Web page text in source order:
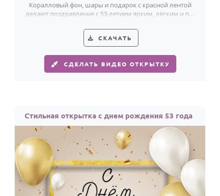
Коралловый фон, шары и подарок с красной лентой
делают поздравление с 53-летием ярким, лёгким и по-
СКАЧАТЬ
СДЕЛАТЬ ВИДЕО ОТКРЫТКУ
Стильная открытка с днем рождения 53 года